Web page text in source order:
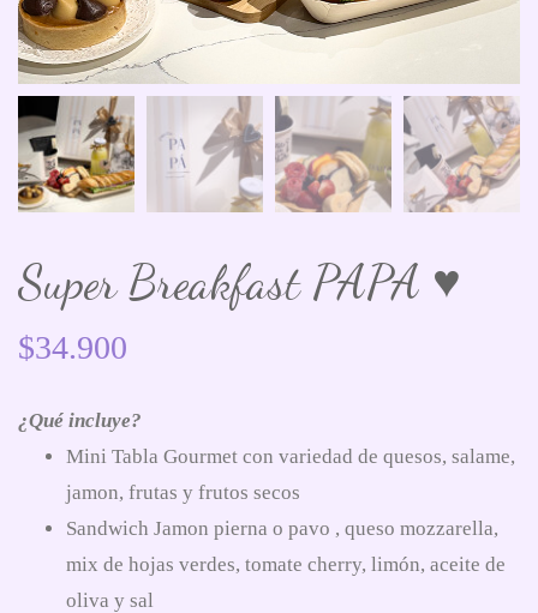
Super Breakfast PAPA ♥️
$34.900
¿Qué incluye?
Mini Tabla Gourmet con variedad de quesos, salame,
jamon, frutas y frutos secos
Sandwich Jamon pierna o pavo , queso mozzarella,
mix de hojas verdes, tomate cherry, limón, aceite de
oliva y sal